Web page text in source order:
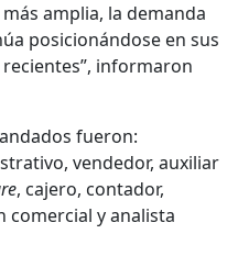
amplia, la demanda
posicionándose en sus
informaron
fueron:
vendedor, auxiliar
, cajero, contador,
comercial y analista